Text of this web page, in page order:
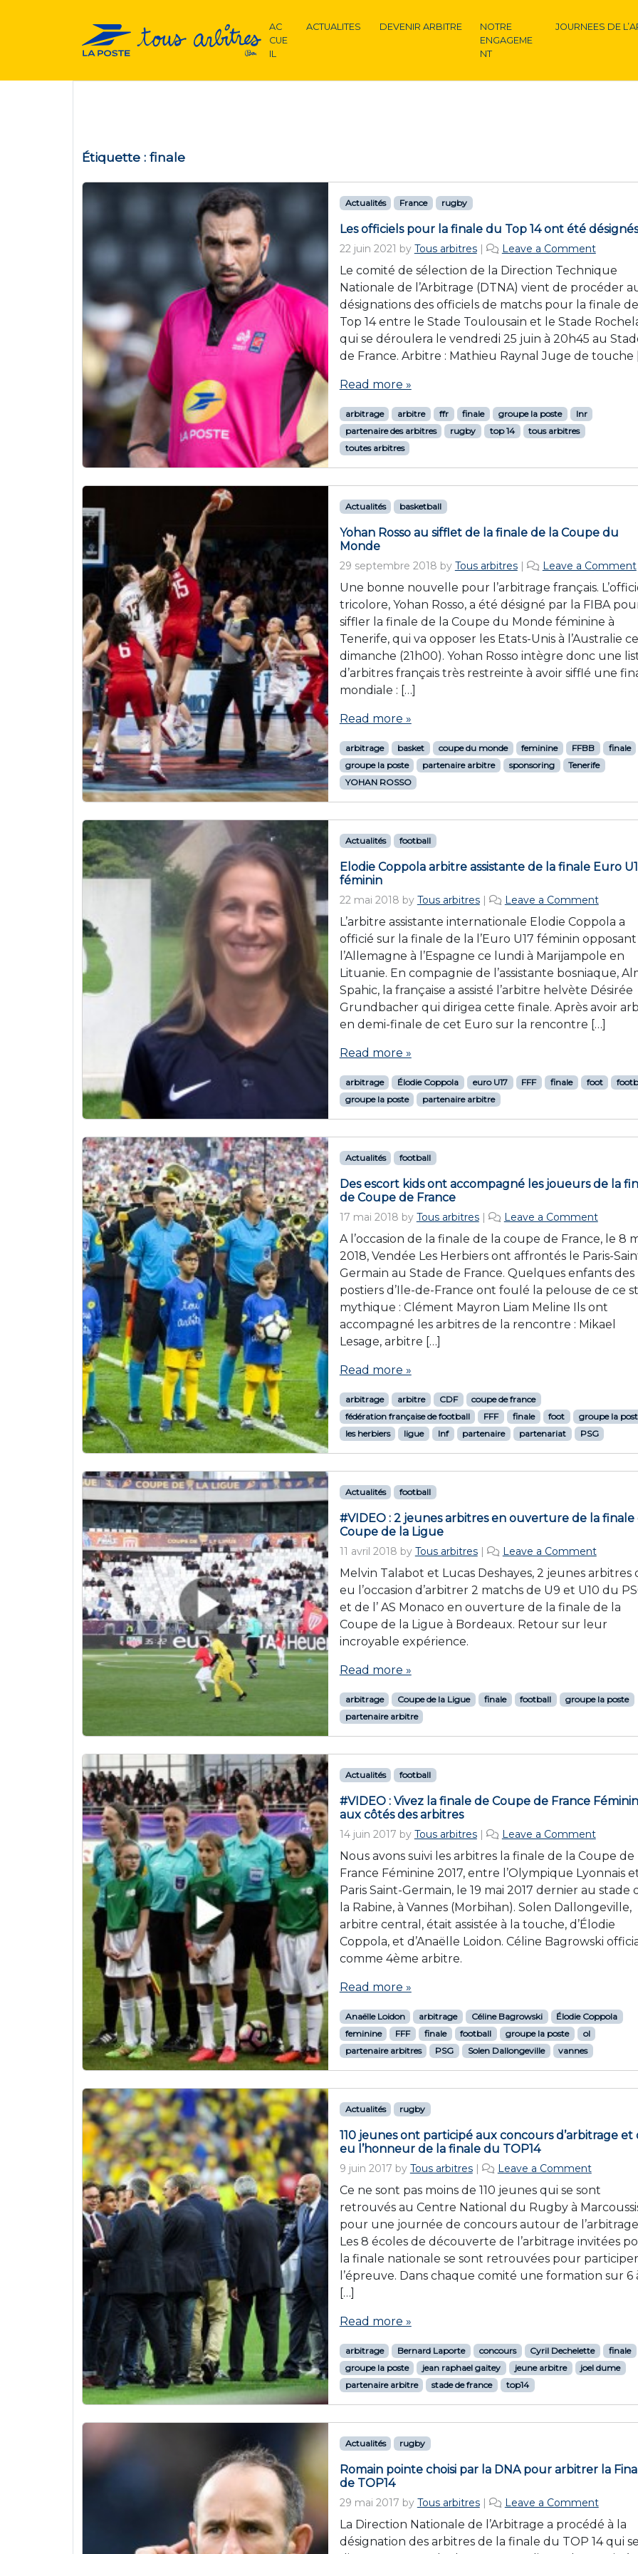
AC
CUE
IL
ACTUALITES DEVENIR ARBITRE
NOTRE
ENGAGEME
NT
JOURNEES DE
Étiquette : finale
Actualités France rugby
Les officiels pour la finale du Top 14 ont été désignés
22 juin 2021 by Tous arbitres | Leave a Comment
Le comité de sélection de la Direction Technique
Nationale de l’Arbitrage (DTNA) vient de procéder
désignations des officiels de matchs pour la finale de
Top 14 entre le Stade Toulousain et le Stade
qui se déroulera le vendredi 25 juin à 20h45 au
de France. Arbitre : Mathieu Raynal Juge de touche
Read more »
arbitrage arbitre ffr finale groupe la poste
lnr
partenaire des arbitres
rugby top 14
tous arbitres
toutes arbitres
Actualités basketball
Yohan Rosso au sifflet de la finale de la Coupe du
Monde
29 septembre 2018 by Tous arbitres | Leave a Comment
Une bonne nouvelle pour l’arbitrage français.
tricolore, Yohan Rosso, a été désigné par la FIBA
siffler la finale de la Coupe du Monde féminine à
Tenerife, qui va opposer les Etats-Unis à l’Australie ce
dimanche (21h00). Yohan Rosso intègre donc une
d’arbitres français très restreinte à avoir sifflé une
mondiale : […]
Read more »
arbitrage basket coupe du monde feminine FFBB
finale
groupe la poste
partenaire arbitre sponsoring
Tenerife
YOHAN ROSSO
Actualités football
Elodie Coppola arbitre assistante de la finale Euro
féminin
22 mai 2018 by Tous arbitres | Leave a Comment
L’arbitre assistante internationale Elodie Coppola a
officié sur la finale de la l’Euro U17 féminin opposant
l’Allemagne à l’Espagne ce lundi à Marijampole en
Lituanie. En compagnie de l’assistante bosniaque,
Spahic, la française a assisté l’arbitre helvète Désirée
Grundbacher qui dirigea cette finale. Après avoir
en demi-finale de cet Euro sur la rencontre […]
Read more »
arbitrage Élodie Coppola euro U17 FFF finale foot
groupe la poste
partenaire arbitre
Actualités football
Des escort kids ont accompagné les joueurs de la
de Coupe de France
17 mai 2018 by Tous arbitres | Leave a Comment
A l’occasion de la finale de la coupe de France, le 8
2018, Vendée Les Herbiers ont affrontés le Paris-
Germain au Stade de France. Quelques enfants des
postiers d’Ile-de-France ont foulé la pelouse de ce
mythique : Clément Mayron Liam Meline Ils ont
accompagné les arbitres de la rencontre : Mikael
Lesage, arbitre […]
Read more »
arbitrage arbitre CDF
coupe de france
fédération française de football
FFF finale foot
groupe la
les herbiers
ligue lnf partenaire partenariat PSG
Actualités football
#VIDEO : 2 jeunes arbitres en ouverture de la finale
Coupe de la Ligue
11 avril 2018 by Tous arbitres | Leave a Comment
Melvin Talabot et Lucas Deshayes, 2 jeunes arbitres
eu l’occasion d’arbitrer 2 matchs de U9 et U10 du
et de l’ AS Monaco en ouverture de la finale de la
Coupe de la Ligue à Bordeaux. Retour sur leur
incroyable expérience.
Read more »
arbitrage Coupe de la Ligue finale football
groupe la poste
partenaire arbitre
Actualités football
#VIDEO : Vivez la finale de Coupe de France
aux côtés des arbitres
14 juin 2017 by Tous arbitres | Leave a Comment
Nous avons suivi les arbitres la finale de la Coupe de
France Féminine 2017, entre l’Olympique Lyonnais
Paris Saint-Germain, le 19 mai 2017 dernier au stade
la Rabine, à Vannes (Morbihan). Solen Dallongeville,
arbitre central, était assistée à la touche, d’Élodie
Coppola, et d’Anaëlle Loidon. Céline Bagrowski
comme 4ème arbitre.
Read more »
Anaëlle Loidon arbitrage Céline Bagrowski
Élodie Coppola
feminine
FFF finale football groupe la poste
ol
partenaire arbitres
PSG Solen Dallongeville vannes
Actualités rugby
110 jeunes ont participé aux concours d’arbitrage et
eu l’honneur de la finale du TOP14
9 juin 2017 by Tous arbitres | Leave a Comment
Ce ne sont pas moins de 110 jeunes qui se sont
retrouvés au Centre National du Rugby à
pour une journée de concours autour de
Les 8 écoles de découverte de l’arbitrage invitées
la finale nationale se sont retrouvées pour
l’épreuve. Dans chaque comité une formation sur 6
[…]
Read more »
arbitrage Bernard Laporte concours Cyril Dechelette
finale
groupe la poste
jean raphael gaitey jeune arbitre
joel dume
partenaire arbitre
stade de france top14
Actualités rugby
Romain pointe choisi par la DNA pour arbitrer la
de TOP14
29 mai 2017 by Tous arbitres | Leave a Comment
La Direction Nationale de l’Arbitrage a procédé à la
désignation des arbitres de la finale du TOP 14 qui se